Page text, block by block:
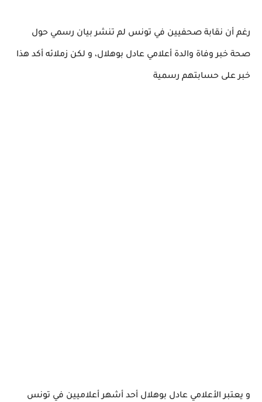
رغم أن نقابة صحفيين في تونس لم تنشر بيان رسمي حول
صحة خبر وفاة والدة أعلامي عادل بوهلال، و لكن زملائه أكد هذا
خبر على حسابتهم رسمية
و يعتبر الأعلامي عادل بوهلال أحد أشهر أعلاميين في تونس